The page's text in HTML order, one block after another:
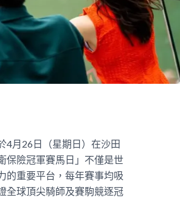
4月26日（星期日）在沙田
保險冠軍賽馬日」不僅是世
的重要平台，每年賽事均吸
全球頂尖騎師及賽駒競逐冠